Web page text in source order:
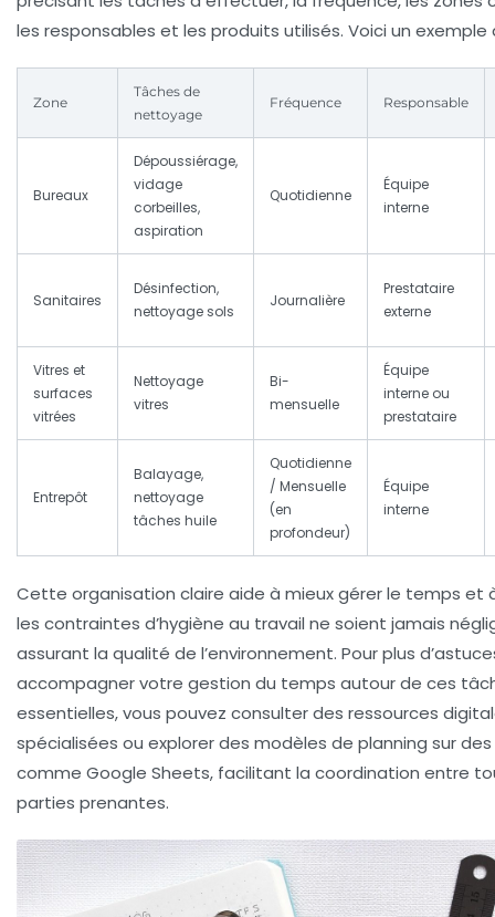
les responsables et les produits utilisés. Voici un
Zone
Tâches de
nettoyage
Fréquence Responsable
Bureaux
Dépoussiérage,
vidage
corbeilles,
aspiration
Quotidienne
Équipe
interne
Sanitaires
Désinfection,
nettoyage sols
Journalière
Prestataire
externe
Vitres et
surfaces
vitrées
Nettoyage
vitres
Bi-
mensuelle
Équipe
interne ou
prestataire
Entrepôt
Balayage,
nettoyage
tâches huile
Quotidienne
/ Mensuelle
(en
profondeur)
Équipe
interne
Cette organisation claire aide à mieux gérer le temps et
les contraintes d’hygiène au travail ne soient jamais
assurant la qualité de l’environnement. Pour plus
accompagner votre gestion du temps autour de ces
essentielles, vous pouvez consulter des ressources
spécialisées ou explorer des modèles de planning sur
comme Google Sheets, facilitant la coordination entre
parties prenantes.